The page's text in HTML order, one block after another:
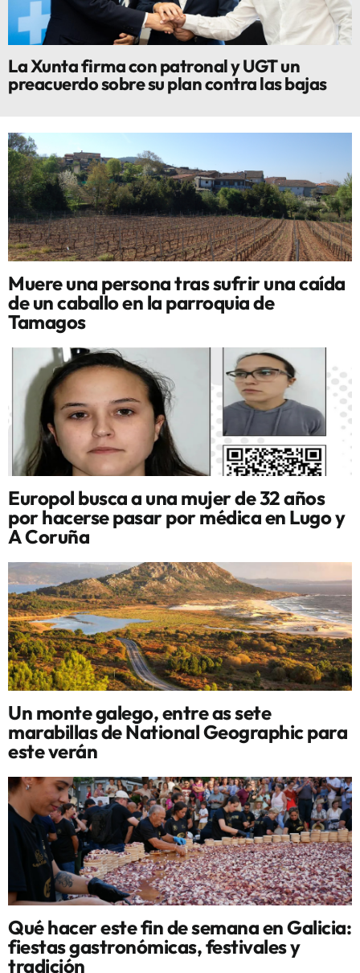
La Xunta firma con patronal y UGT un
preacuerdo sobre su plan contra las bajas
Muere una persona tras sufrir una caída
de un caballo en la parroquia de
Tamagos
Europol busca a una mujer de 32 años
por hacerse pasar por médica en Lugo y
A Coruña
Un monte galego, entre as sete
marabillas de National Geographic para
este verán
Qué hacer este fin de semana en Galicia:
fiestas gastronómicas, festivales y
tradición